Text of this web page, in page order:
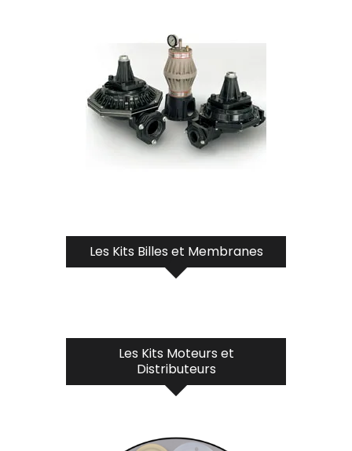
Les Kits Billes et Membranes
Les Kits Moteurs et
Distributeurs